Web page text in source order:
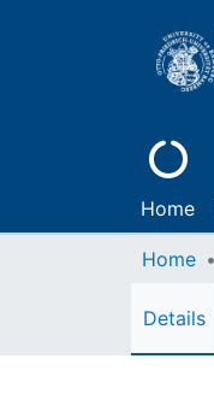
Home
Home
Details